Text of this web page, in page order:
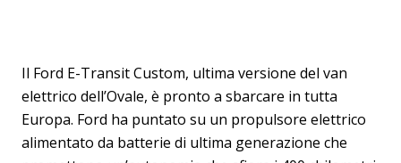
Il Ford E-Transit Custom, ultima versione del van
elettrico dell’Ovale, è pronto a sbarcare in tutta
Europa. Ford ha puntato su un propulsore elettrico
alimentato da batterie di ultima generazione che